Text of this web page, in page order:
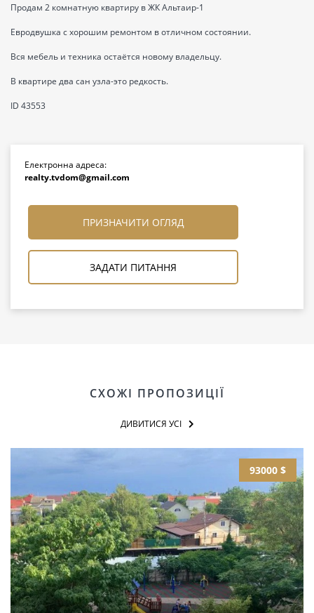
Продам 2 комнатную квартиру в ЖК Альтаир-1
Евродвушка с хорошим ремонтом в отличном состоянии.
Вся мебель и техника остаётся новому владельцу.
В квартире два сан узла-это редкость.
ID 43553
Електронна адреса:
realty.tvdom@gmail.com
ПРИЗНАЧИТИ ОГЛЯД
ЗАДАТИ ПИТАННЯ
СХОЖІ ПРОПОЗИЦІЇ
ДИВИТИСЯ УСІ
93000 $